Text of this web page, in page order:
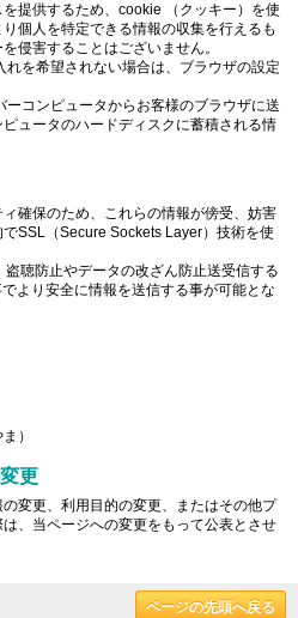
提供するため、cookie （クッキー）を使
個人を特定できる情報の収集を行えるも
侵害することはございません。
を希望されない場合は、ブラウザの設定
コンピュータからお客様のブラウザに送
ュータのハードディスクに蓄積される情
確保のため、これらの情報が傍受、妨害
SSL（Secure Sockets Layer）技術を使
聴防止やデータの改ざん防止送受信する
より安全に情報を送信する事が可能とな
）
更
変更、利用目的の変更、またはその他プ
、当ページへの変更をもって公表とさせ
ページの先頭へ戻る